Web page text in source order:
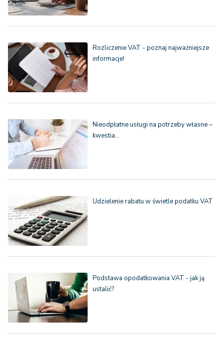
Rozliczenie VAT - poznaj najważniejsze
informacje!
Nieodpłatne usługi na potrzeby własne –
kwestia…
Udzielenie rabatu w świetle podatku VAT
Podstawa opodatkowania VAT - jak ją
ustalić?